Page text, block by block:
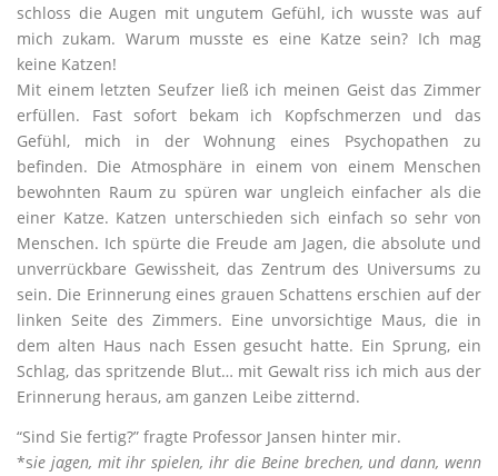
schloss die Augen mit ungutem Gefühl, ich wusste was auf
mich zukam. Warum musste es eine Katze sein? Ich mag
keine Katzen!
Mit einem letzten Seufzer ließ ich meinen Geist das Zimmer
erfüllen. Fast sofort bekam ich Kopfschmerzen und das
Gefühl, mich in der Wohnung eines Psychopathen zu
befinden. Die Atmosphäre in einem von einem Menschen
bewohnten Raum zu spüren war ungleich einfacher als die
einer Katze. Katzen unterschieden sich einfach so sehr von
Menschen. Ich spürte die Freude am Jagen, die absolute und
unverrückbare Gewissheit, das Zentrum des Universums zu
sein. Die Erinnerung eines grauen Schattens erschien auf der
linken Seite des Zimmers. Eine unvorsichtige Maus, die in
dem alten Haus nach Essen gesucht hatte. Ein Sprung, ein
Schlag, das spritzende Blut… mit Gewalt riss ich mich aus der
Erinnerung heraus, am ganzen Leibe zitternd.
“Sind Sie fertig?” fragte Professor Jansen hinter mir.
*sie jagen, mit ihr spielen, ihr die Beine brechen, und dann, wenn